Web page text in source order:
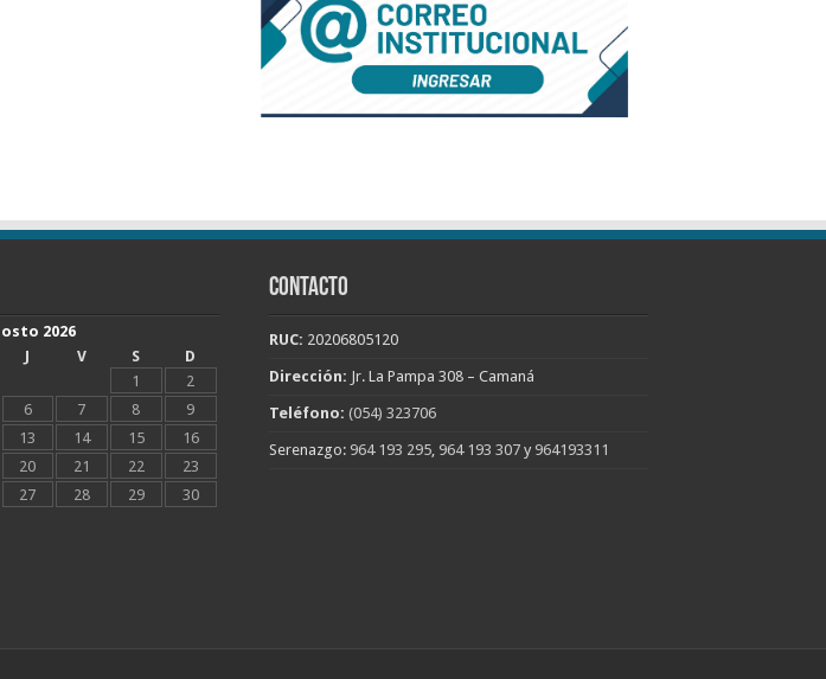
2026
J V S
D
1
2
6 7 8
9
13 14 15
16
20 21 22
23
27 28 29
30
CONTACTO
RUC: 20206805120
Dirección: Jr. La Pampa 308 – Camaná
Teléfono: (054) 323706
Serenazgo: 964 193 295 964 193 307 y 964193311